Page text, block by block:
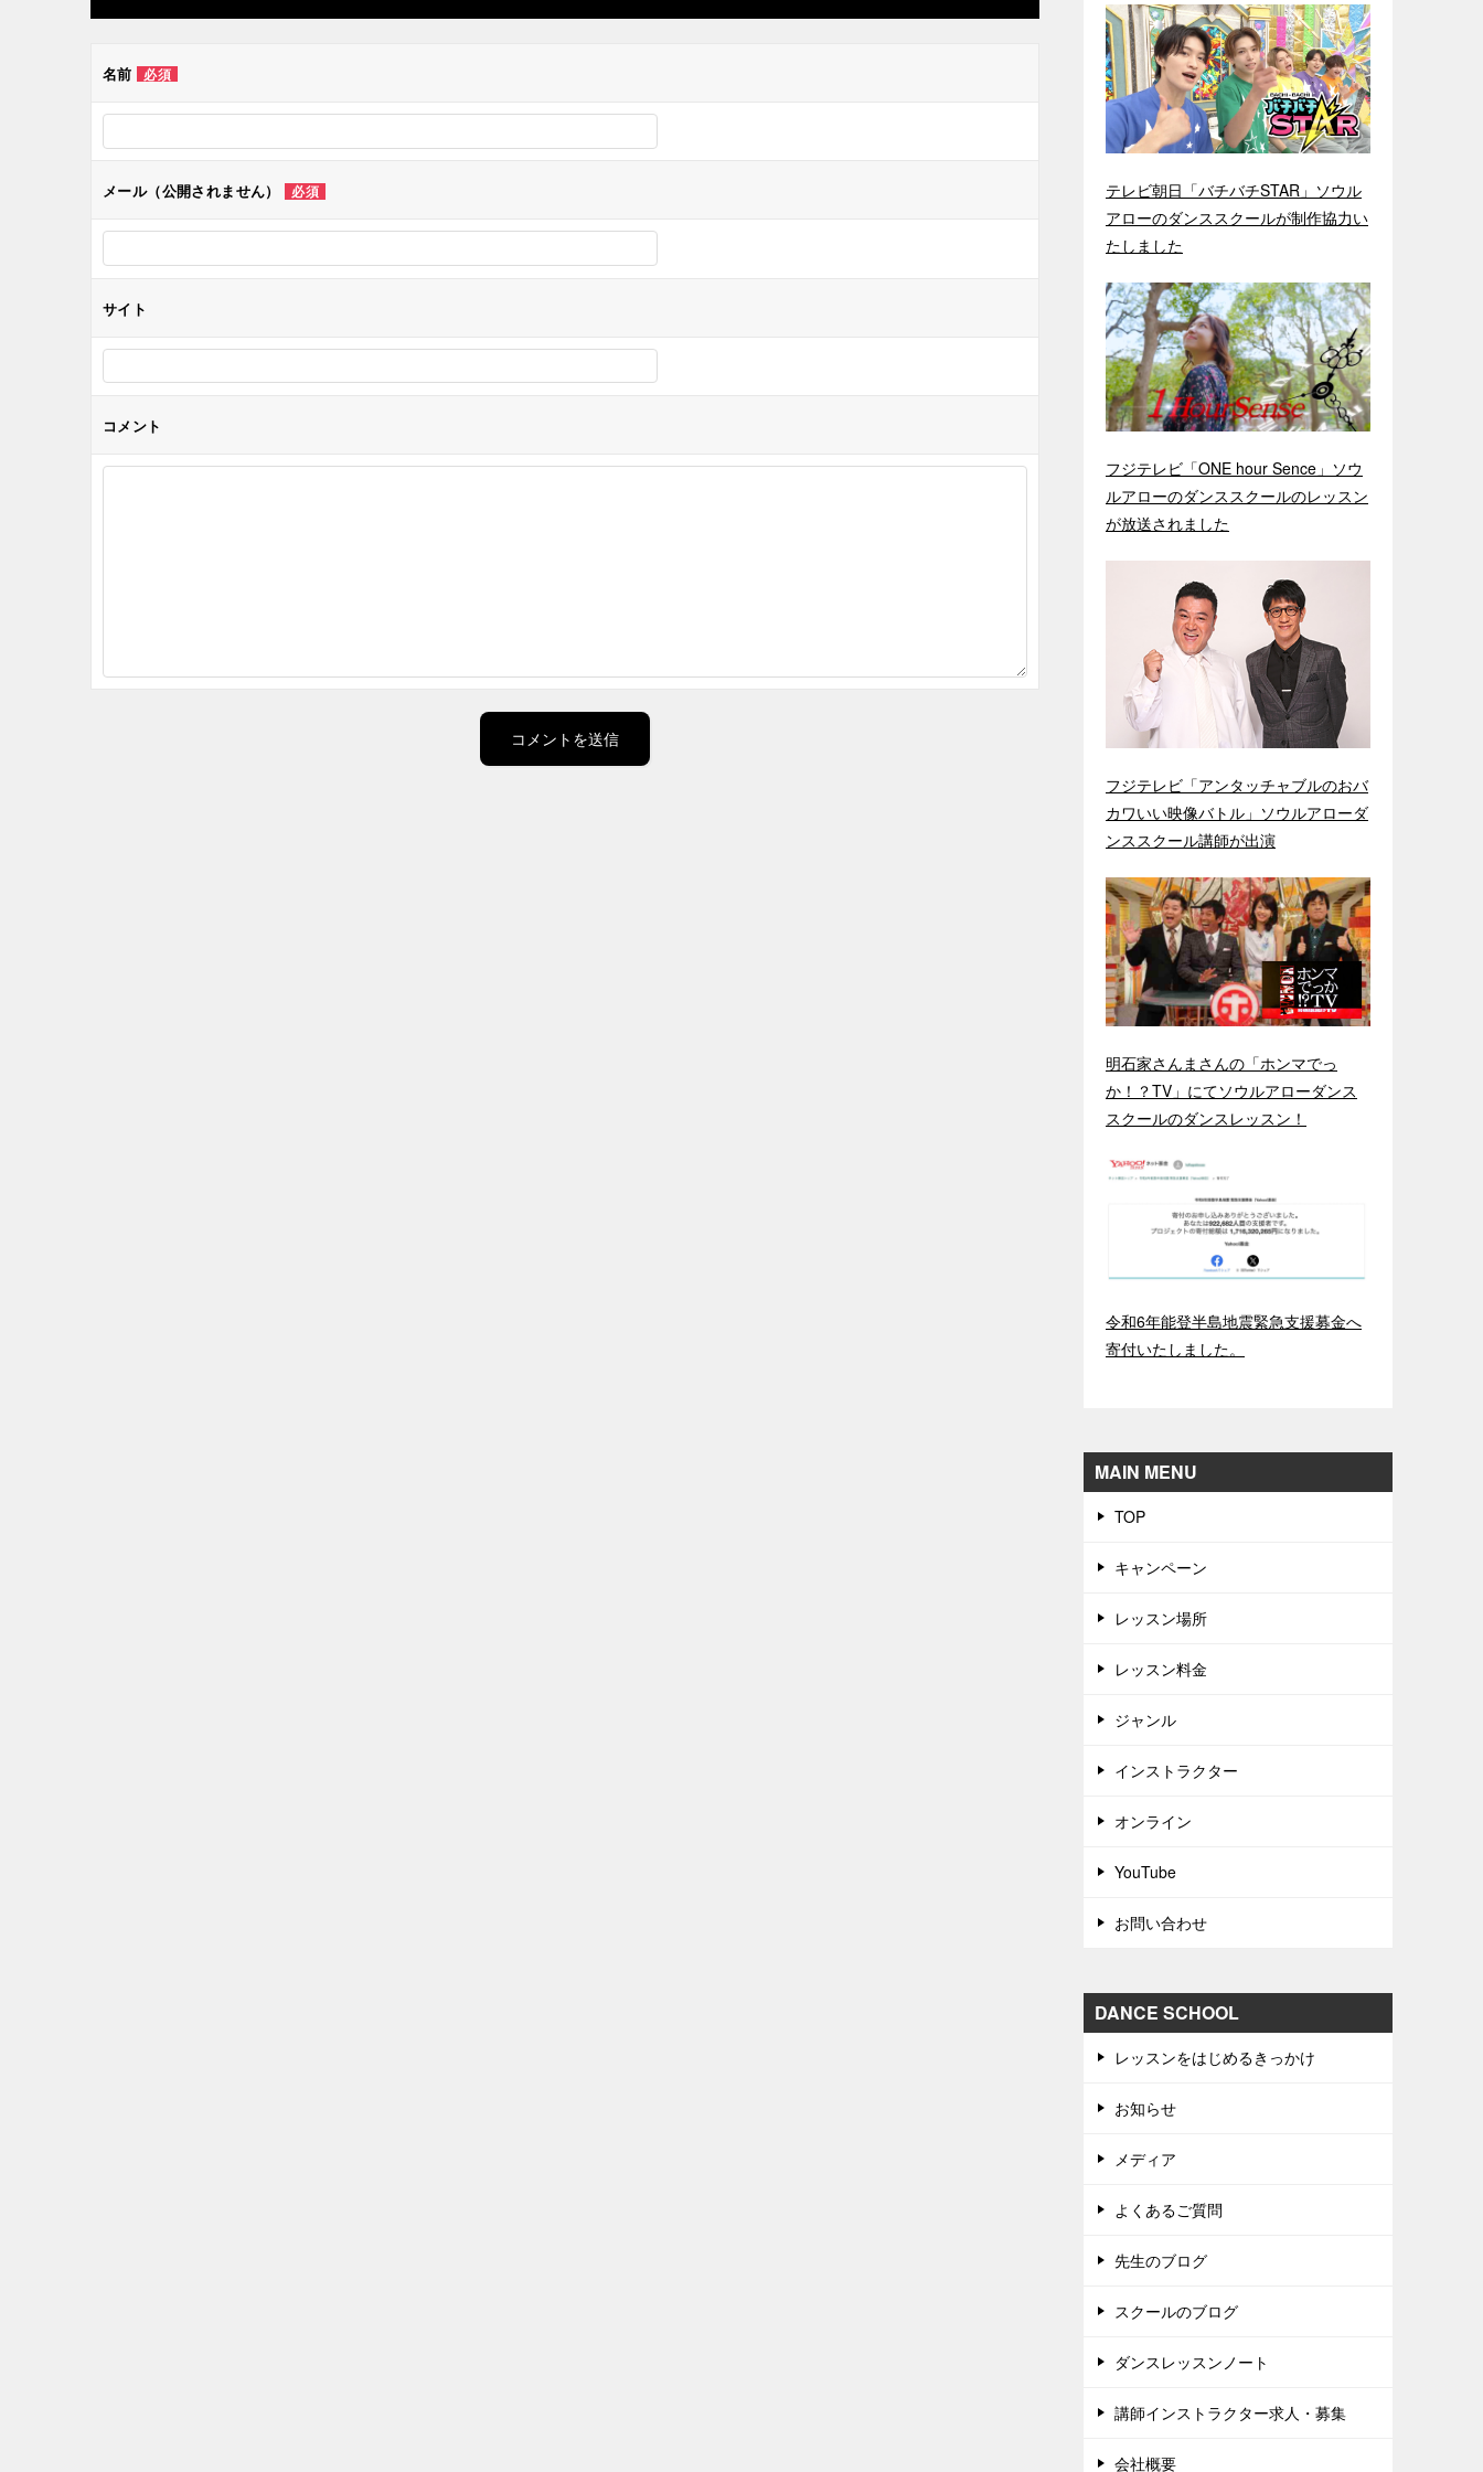
ビ
ゲ
ー
ン
名前 必須
メール（公開されません） 必須
サイト
コメント
テレビ朝日「バチバチSTAR」ソウル
アローのダンススクールが制作協力い
たしました
フジテレビ「ONE hour Sence」ソウ
ルアローのダンススクールのレッスン
が放送されました
フジテレビ「アンタッチャブルのおバ
カワいい映像バトル」ソウルアローダ
ンススクール講師が出演
明石家さんまさんの「ホンマでっ
か！？TV」にてソウルアローダンス
スクールのダンスレッスン！
令和6年能登半島地震緊急支援募金へ
寄付いたしました。
MAIN MENU
TOP
キャンペーン
レッスン場所
レッスン料金
ジャンル
インストラクター
オンライン
YouTube
お問い合わせ
DANCE SCHOOL
レッスンをはじめるきっかけ
お知らせ
メディア
よくあるご質問
先生のブログ
スクールのブログ
ダンスレッスンノート
講師インストラクター求人・募集
会社概要